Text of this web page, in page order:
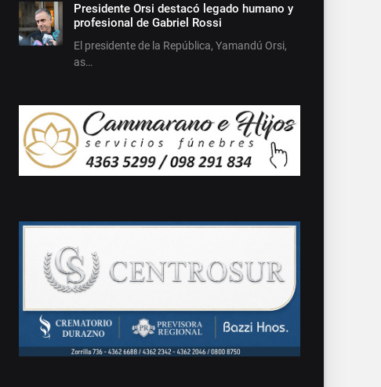
Presidente Orsi destacó legado humano y
profesional de Gabriel Rossi
El presidente de la República, Yamandú Orsi,
as…